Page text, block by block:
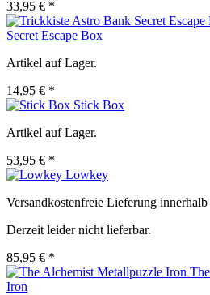
33,95 € *
Secret Escape Box
Artikel auf Lager.
14,95 € *
Stick Box
Artikel auf Lager.
53,95 € *
Lowkey
Versandkostenfreie Lieferung
Derzeit leider nicht lieferbar.
85,95 € *
Iron